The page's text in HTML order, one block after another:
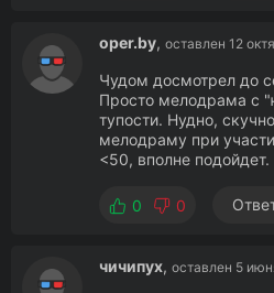
oper.by, оставлен 12
Чудом досмотрел до
Просто мелодрама с
тупости. Нудно,
мелодраму при
<50, вполне подойдет.
0 0
чичипух, оставлен 5